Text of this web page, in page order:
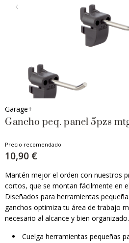
Garage+
Gancho peq. panel 5pzs
Precio recomendado
10,90 €
Mantén mejor el orden con nuestros
cortos, que se montan fácilmente en
Diseñados para herramientas
ganchos optimiza tu área de trabajo
necesario al alcance y bien organizado.
Cuelga herramientas pequeñas